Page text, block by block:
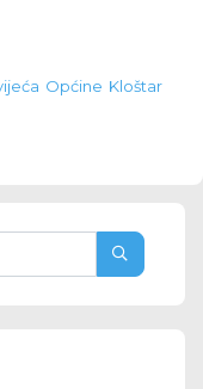
Općine Kloštar